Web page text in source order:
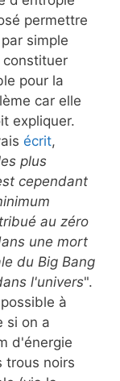
permettre
simple
pour la
car elle
expliquer.
écrit,
plus
cependant
au zéro
une mort
du Big Bang
l'univers".
à
si on a
d'énergie
trous noirs